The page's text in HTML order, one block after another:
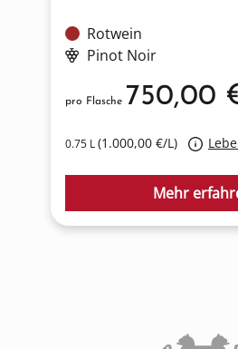
Rotwein
Pinot Noir
0.75 L(1.000,00 €/L)
pro Flasche 750,00
Mehr